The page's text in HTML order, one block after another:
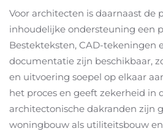
Voor architecten is daarnaast de
inhoudelijke ondersteuning een
Bestekteksten, CAD-tekeningen
documentatie zijn beschikbaar,
en uitvoering soepel op elkaar
het proces en geeft zekerheid in
architectonische dakranden zijn
woningbouw als utiliteitsbouw